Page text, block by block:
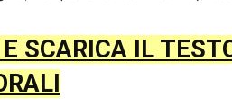
E SCARICA IL